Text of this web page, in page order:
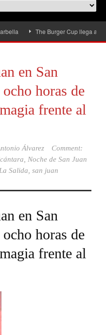
The Burger Cup llega a San
en San
horas de
frente al
Álvarez
Comment:
Noche de San Juan
Salida san juan
en San
horas de
frente al